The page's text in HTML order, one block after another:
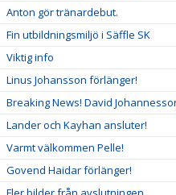
Anton gör tränardebut.
Fin utbildningsmiljö i Säffle SK
Viktig info
Linus Johansson förlänger!
Breaking News! David
Lander och Kayhan ansluter!
Varmt välkommen Pelle!
Govend Haidar förlänger!